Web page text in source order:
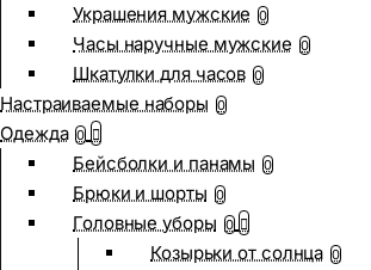
Украшения мужские 0
Часы наручные мужские 0
Шкатулки для часов 0
Настраиваемые наборы 0
Одежда 0
Бейсболки и панамы 0
Брюки и шорты 0
Головные уборы 0
Козырьки от солнца 0